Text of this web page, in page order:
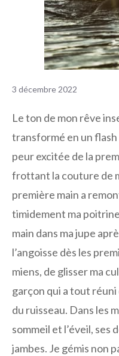
3 décembre 2022
Le ton de mon rêve
transformé en un
peur excitée de la
frottant la couture de
première main a
timidement ma
main dans ma jupe
l’angoisse dès les
miens, de glisser ma
garçon qui a tout
du ruisseau. Dans les
sommeil et l’éveil,
jambes. Je gémis non